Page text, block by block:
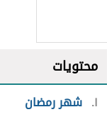
محتويات
١ شهر رمضان